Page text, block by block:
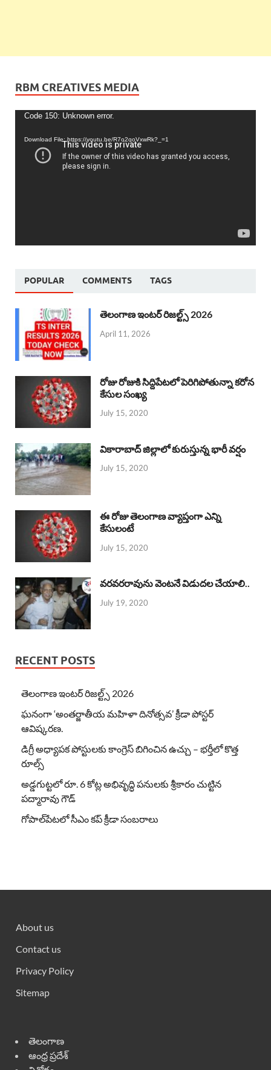
RBM CREATIVES MEDIA
Video
Code 150: Unknown error.
Download File: https://youtu.be/R7o2qoVxwRk?_=1
POPULAR COMMENTS TAGS
తెలంగాణ ఇంటర్ రిజల్ట్స్ 2026
April 11, 2026
రోజు రోజుకి సిద్దిపేటలో పెరిగిపోతున్నా కరోన
కేసుల సంఖ్య
July 15, 2020
వికారాబాద్ జిల్లాలో కురుస్తున్న భారీ వర్షం
July 15, 2020
ఈ రోజు తెలంగాణ వ్యాప్తంగా ఎన్ని
కేసులంటే
July 15, 2020
వరవరరావును వెంటనే విడుదల చేయాలి..
July 19, 2020
RECENT POSTS
తెలంగాణ ఇంటర్ రిజల్ట్స్ 2026
ఘనంగా ‘అంతర్జాతీయ మహిళా దినోత్సవ’ క్రీడా పోస్టర్
ఆవిష్కరణ.
డిగ్రీ అధ్యాపక పోస్టులకు కాంగ్రెస్ బిగించిన ఉచ్చు – భర్తీలో కొత్త
రూల్స్
అడ్డగుట్టలో రూ. 6 కోట్ల అభివృద్ధి పనులకు శ్రీకారం చుట్టిన
పద్మారావు గౌడ్
గోపాల్‌పేటలో సీఎం కప్ క్రీడా సంబరాలు
About us
Contact us
Privacy Policy
Sitemap
తెలంగాణ
ఆంధ్ర ప్రదేశ్